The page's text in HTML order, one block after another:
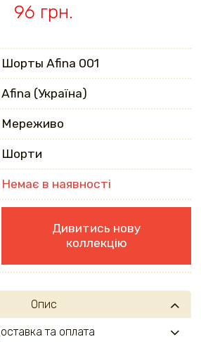
96 грн.
Шорты Afina 001
Afina (Україна)
Мереживо
Шорти
Немає в наявності
Дивитись нову
коллекцію
Опис
та оплата